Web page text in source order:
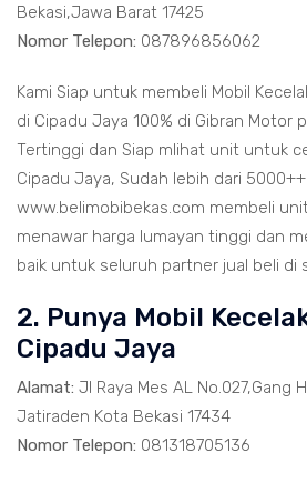
Bekasi,Jawa Barat 17425
Nomor Telepon: 087896856062
Kami Siap untuk membeli Mobil
di Cipadu Jaya 100% di Gibran Motor
Tertinggi dan Siap mlihat unit untuk
Cipadu Jaya, Sudah lebih dari 5000++
www.belimobibekas.com membeli
menawar harga lumayan tinggi dan
baik untuk seluruh partner jual beli di
2. Punya Mobil
Cipadu Jaya
Alamat: Jl Raya Mes AL No.027,Gang
Jatiraden Kota Bekasi 17434
Nomor Telepon: 081318705136